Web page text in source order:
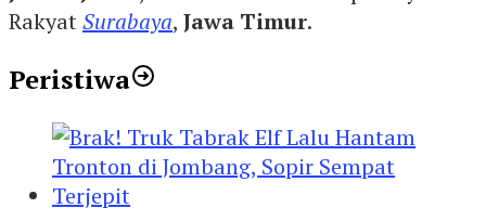
RakyatSurabaya, Jawa Timur.
Peristiwa